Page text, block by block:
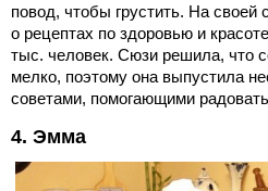
повод, чтобы грустить. На своей
о рецептах по здоровью и
тыс. человек. Сюзи решила, что
мелко, поэтому она выпустила
советами, помогающими
4. Эмма